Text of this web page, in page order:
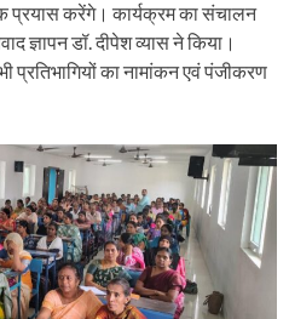
प्रयास करेंगे। कार्यक्रम का संचालन
ज्ञापन डॉ. दीपेश व्यास ने किया।
प्रतिभागियों का नामांकन एवं पंजीकरण